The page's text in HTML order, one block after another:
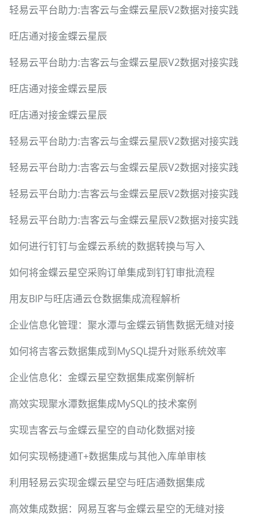
轻易云平台助力:吉客云与金蝶云星辰V2数据对接实践
旺店通对接金蝶云星辰
轻易云平台助力:吉客云与金蝶云星辰V2数据对接实践
旺店通对接金蝶云星辰
旺店通对接金蝶云星辰
轻易云平台助力:吉客云与金蝶云星辰V2数据对接实践
轻易云平台助力:吉客云与金蝶云星辰V2数据对接实践
轻易云平台助力:吉客云与金蝶云星辰V2数据对接实践
轻易云平台助力:吉客云与金蝶云星辰V2数据对接实践
如何进行钉钉与金蝶云系统的数据转换与写入
如何将金蝶云星空采购订单集成到钉钉审批流程
用友BIP与旺店通云仓数据集成流程解析
企业信息化管理：聚水潭与金蝶云销售数据无缝对接
如何将吉客云数据集成到MySQL提升对账系统效率
企业信息化：金蝶云星空数据集成案例解析
高效实现聚水潭数据集成MySQL的技术案例
实现吉客云与金蝶云星空的自动化数据对接
如何实现畅捷通T+数据集成与其他入库单审核
利用轻易云实现金蝶云星空与旺店通数据集成
高效集成数据：网易互客与金蝶云星空的无缝对接